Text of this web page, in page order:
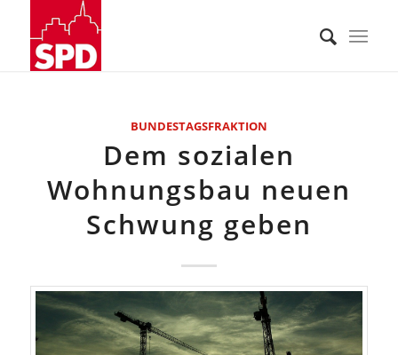
BUNDESTAGSFRAKTION
Dem sozialen
Wohnungsbau neuen
Schwung geben